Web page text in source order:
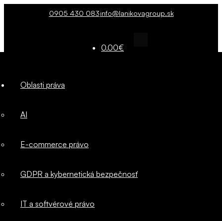
0905 430 083info@lanikovagroup.sk
Oblasti práva
AI
E-commerce právo
GDPR a kybernetická bezpečnosť
IT a softvérové právo
0.00€